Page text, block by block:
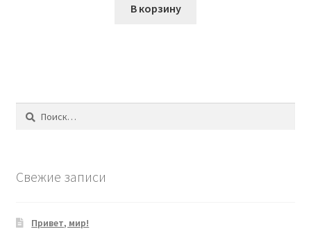
В корзину
Найти:
Свежие записи
Привет, мир!